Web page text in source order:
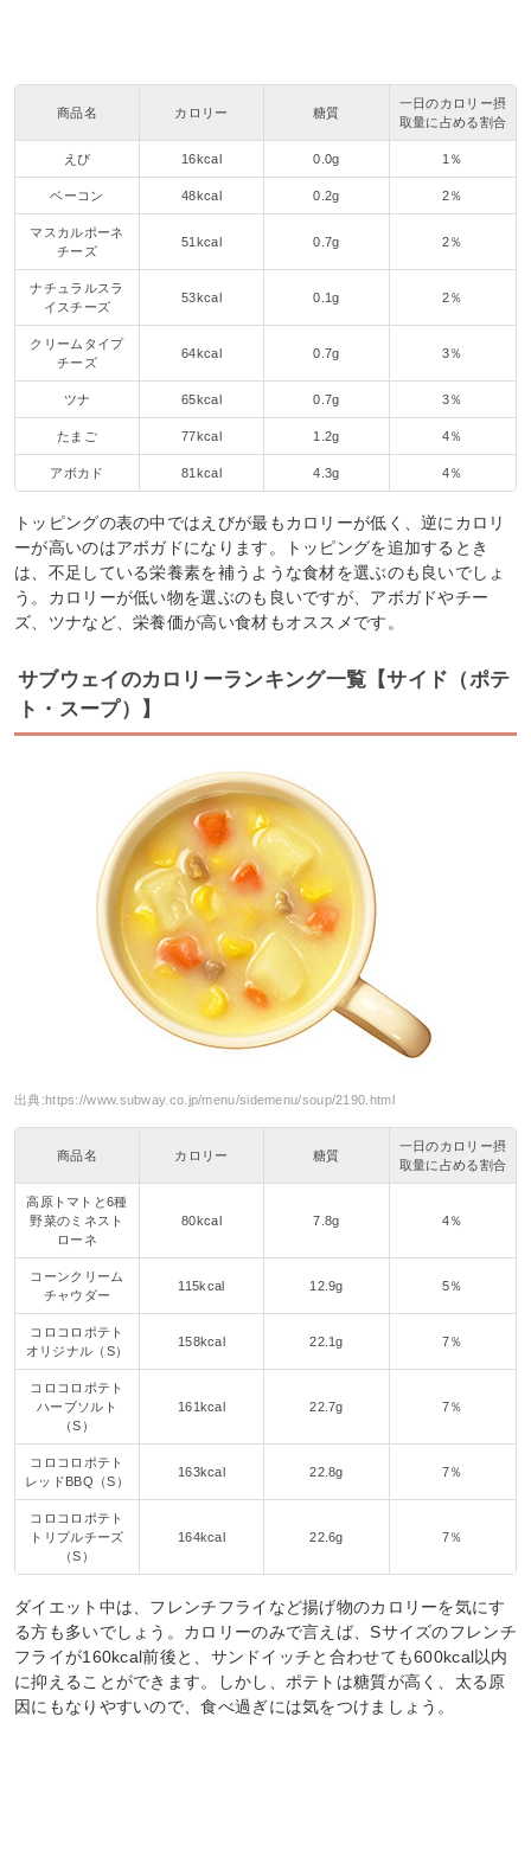
商品名 カロリー 糖質
一日のカロリー摂
取量に占める割合
えび 16kcal 0.0g 1％
ベーコン 48kcal 0.2g 2％
マスカルポーネ
チーズ
51kcal 0.7g 2％
ナチュラルスラ
イスチーズ
53kcal 0.1g 2％
クリームタイプ
チーズ
64kcal 0.7g 3％
ツナ 65kcal 0.7g 3％
たまご 77kcal 1.2g 4％
アボカド 81kcal 4.3g 4％
トッピングの表の中ではえびが最もカロリーが低く、逆にカロリ
ーが高いのはアボガドになります。トッピングを追加するとき
は、不足している栄養素を補うような食材を選ぶのも良いでしょ
う。カロリーが低い物を選ぶのも良いですが、アボガドやチー
ズ、ツナなど、栄養価が高い食材もオススメです。
サブウェイのカロリーランキング一覧【サイド（ポテ
ト・スープ）】
出典: https://www.subway.co.jp/menu/sidemenu/soup/2190.html
商品名 カロリー 糖質
一日のカロリー摂
取量に占める割合
高原トマトと6種
野菜のミネスト
ローネ
80kcal 7.8g 4％
コーンクリーム
チャウダー
115kcal 12.9g 5％
コロコロポテト
オリジナル（S）
158kcal 22.1g 7％
コロコロポテト
ハーブソルト
（S）
161kcal 22.7g 7％
コロコロポテト
レッドBBQ（S）
163kcal 22.8g 7％
コロコロポテト
トリプルチーズ
（S）
164kcal 22.6g 7％
ダイエット中は、フレンチフライなど揚げ物のカロリーを気にす
る方も多いでしょう。カロリーのみで言えば、Sサイズのフレンチ
フライが160kcal前後と、サンドイッチと合わせても600kcal以内
に抑えることができます。しかし、ポテトは糖質が高く、太る原
因にもなりやすいので、食べ過ぎには気をつけましょう。